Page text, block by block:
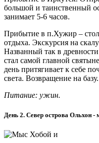
большой и таинственный
занимает 5-6 часов.
Прибытие в п.Хужир –
отдыха. Экскурсия на
Названный так в
стал самой главной
день притягивает к себе
света. Возвращение на
Питание: ужин.
День 2. Север острова Ольхон